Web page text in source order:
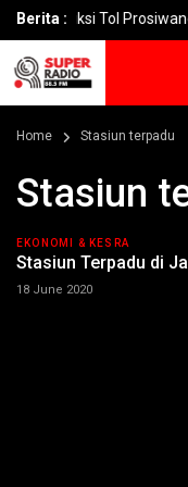
Berita :Tol Prosiwangi 24
Home Stasiun terpadu
Stasiun
EKONOMI & KESRA
Stasiun Terpadu di
18 June 2020